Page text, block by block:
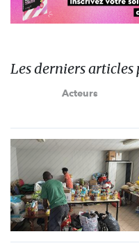
Les derniers articles
Acteurs